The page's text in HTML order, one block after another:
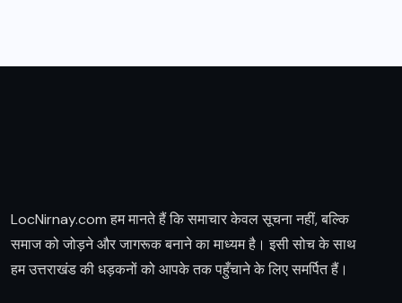
LocNirnay.com हम मानते हैं कि समाचार केवल सूचना नहीं, बल्कि
समाज को जोड़ने और जागरूक बनाने का माध्यम है। इसी सोच के साथ
हम उत्तराखंड की धड़कनों को आपके तक पहुँचाने के लिए समर्पित हैं।